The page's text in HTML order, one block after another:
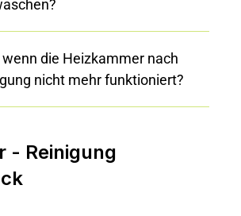
wenn die Heizkammer nach
nicht mehr funktioniert?
- Reinigung